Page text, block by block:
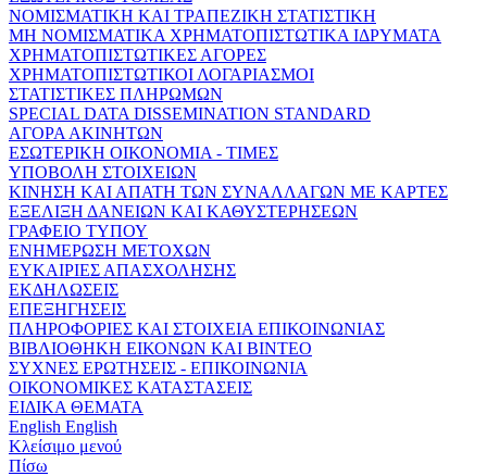
ΝΟΜΙΣΜΑΤΙΚΗ ΚΑΙ ΤΡΑΠΕΖΙΚΗ ΣΤΑΤΙΣΤΙΚΗ
ΜΗ ΝΟΜΙΣΜΑΤΙΚΑ ΧΡΗΜΑΤΟΠΙΣΤΩΤΙΚΑ ΙΔΡΥΜΑΤΑ
ΧΡΗΜΑΤΟΠΙΣΤΩΤΙΚΕΣ ΑΓΟΡΕΣ
ΧΡΗΜΑΤΟΠΙΣΤΩΤΙΚΟΙ ΛΟΓΑΡΙΑΣΜΟΙ
ΣΤΑΤΙΣΤΙΚΕΣ ΠΛΗΡΩΜΩΝ
SPECIAL DATA DISSEMINATION STANDARD
ΑΓΟΡΑ ΑΚΙΝΗΤΩΝ
ΕΣΩΤΕΡΙΚΗ ΟΙΚΟΝΟΜΙΑ - ΤΙΜΕΣ
ΥΠΟΒΟΛΗ ΣΤΟΙΧΕΙΩΝ
ΚΙΝΗΣΗ ΚΑΙ ΑΠΑΤΗ ΤΩΝ ΣΥΝΑΛΛΑΓΩΝ ΜΕ ΚΑΡΤΕΣ
ΕΞΕΛΙΞΗ ΔΑΝΕΙΩΝ ΚΑΙ ΚΑΘΥΣΤΕΡΗΣΕΩΝ
ΓΡΑΦΕΙΟ ΤΥΠΟΥ
ΕΝΗΜΕΡΩΣΗ ΜΕΤΟΧΩΝ
ΕΥΚΑΙΡΙΕΣ ΑΠΑΣΧΟΛΗΣΗΣ
ΕΚΔΗΛΩΣΕΙΣ
ΕΠΕΞΗΓΗΣΕΙΣ
ΠΛΗΡΟΦΟΡΙΕΣ ΚΑΙ ΣΤΟΙΧΕΙΑ ΕΠΙΚΟΙΝΩΝΙΑΣ
ΒΙΒΛΙΟΘΗΚΗ ΕΙΚΟΝΩΝ ΚΑΙ ΒΙΝΤΕΟ
ΣΥΧΝΕΣ ΕΡΩΤΗΣΕΙΣ - ΕΠΙΚΟΙΝΩΝΙΑ
ΟΙΚΟΝΟΜΙΚΕΣ ΚΑΤΑΣΤΑΣΕΙΣ
ΕΙΔΙΚΑ ΘΕΜΑΤΑ
English English
Κλείσιμο μενού
Πίσω